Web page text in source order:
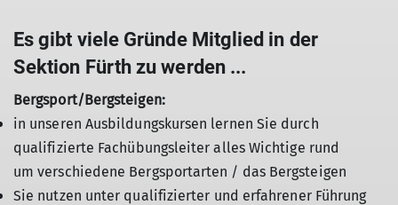
Es gibt viele Gründe Mitglied in der
Sektion Fürth zu werden ...
Bergsport/Bergsteigen:
in unseren Ausbildungskursen lernen Sie durch
qualifizierte Fachübungsleiter alles Wichtige rund
um verschiedene Bergsportarten / das Bergsteigen
Sie nutzen unter qualifizierter und erfahrener Führung